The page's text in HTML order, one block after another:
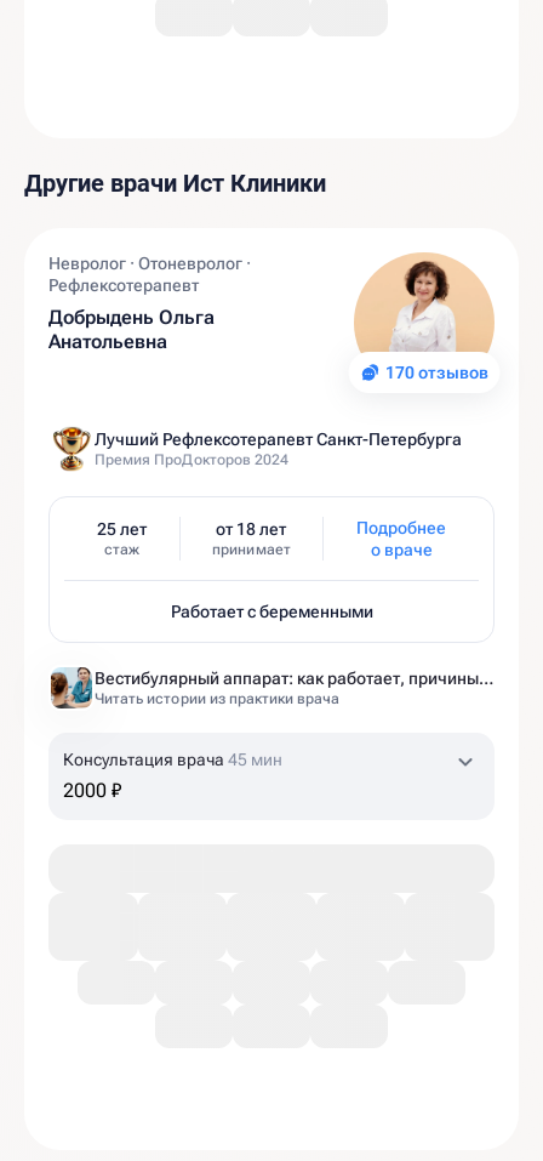
Другие врачи Ист Клиники
170 отзывов
Невролог · Отоневролог ·
Рефлексотерапевт
Добрыдень Ольга
Анатольевна
Лучший Рефлексотерапевт Санкт-Петербурга
Премия ПроДокторов 2024
25 лет
стаж
от 18 лет
принимает
Подробнее
о враче
Работает с беременными
Вестибулярный аппарат: как работает, причины нарушений и как тренировать?
Читать истории из практики врача
Консультация врача 45 мин
2000 ₽